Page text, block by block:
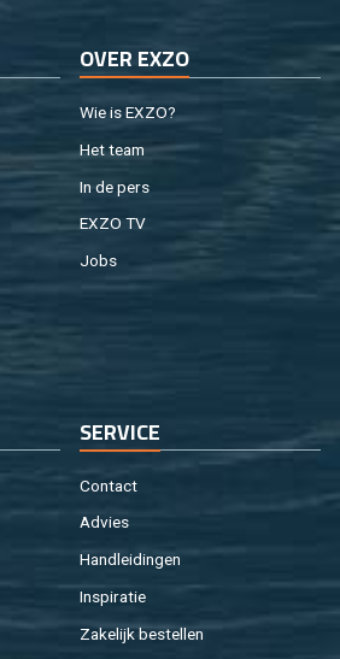
OVER EXZO
Wie is EXZO?
Het team
In de pers
EXZO TV
Jobs
SER­VI­CE
Con­tact
Ad­vies
Hand­lei­din­gen
In­spi­ra­tie
Za­ke­lijk be­stel­len